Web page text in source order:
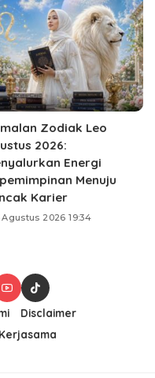
Zodiak Leo
2026:
Energi
Menuju
Karier
Agustus 2026 19:34
Disclaimer